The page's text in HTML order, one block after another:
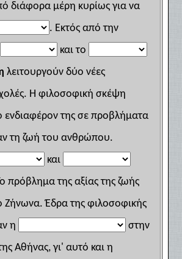
διάφορα μέρη κυρίως για να
. Εκτός από την
και το
λειτουργούν δύο νέες
Η φιλοσοφική σκέψη
ενδιαφέρον της σε προβλήματα
τη ζωή του ανθρώπου.
και
πρόβλημα της αξίας της ζωής
Ζήνωνα. Έδρα της φιλοσοφικής
η
στην
Αθήνας, γι' αυτό και η